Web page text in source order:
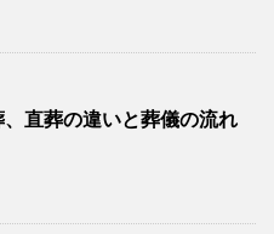
直葬の違いと葬儀の流れ